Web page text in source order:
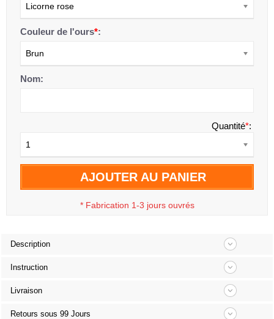
Licorne rose
Couleur de l'ours*:
Brun
Nom:
Quantité*:
1
AJOUTER AU PANIER
* Fabrication 1-3 jours ouvrés
Description
Instruction
Livraison
Retours sous 99 Jours